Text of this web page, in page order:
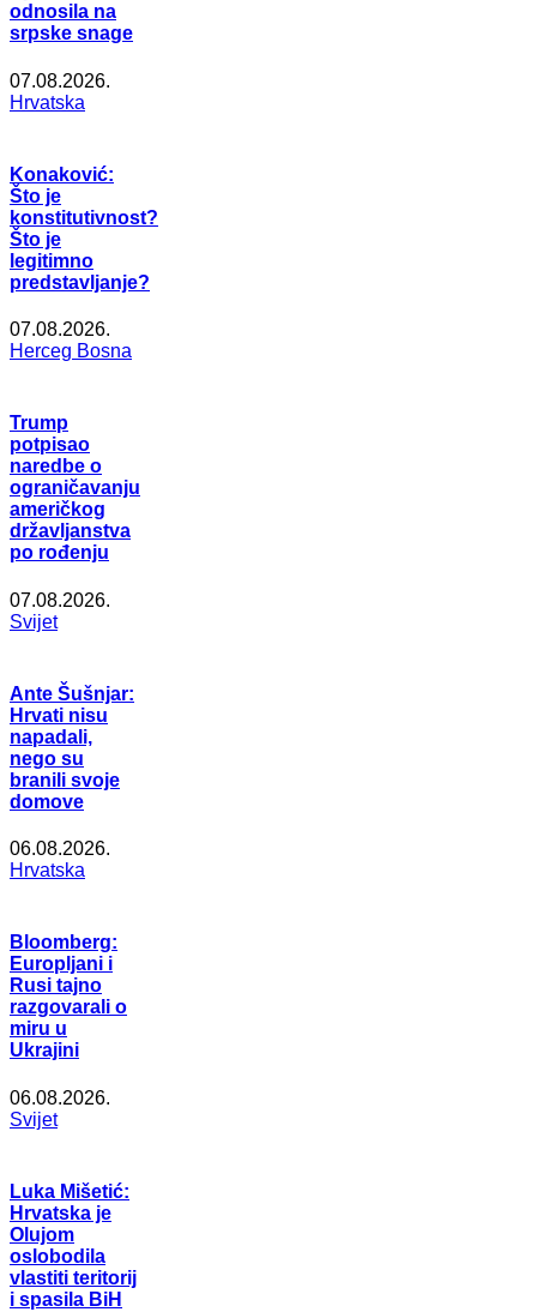
odnosila na
srpske snage
07.08.2026.
Hrvatska
Konaković:
Što je
konstitutivnost?
Što je
legitimno
predstavljanje?
07.08.2026.
Herceg Bosna
Trump
potpisao
naredbe o
ograničavanju
američkog
državljanstva
po rođenju
07.08.2026.
Svijet
Ante Šušnjar:
Hrvati nisu
napadali,
nego su
branili svoje
domove
06.08.2026.
Hrvatska
Bloomberg:
Europljani i
Rusi tajno
razgovarali o
miru u
Ukrajini
06.08.2026.
Svijet
Luka Mišetić:
Hrvatska je
Olujom
oslobodila
vlastiti teritorij
i spasila BiH